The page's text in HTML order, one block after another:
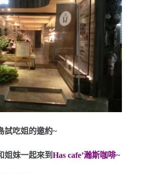
試吃姐的邀約~
姐妹一起來到 Has cafe’瀚斯咖啡~